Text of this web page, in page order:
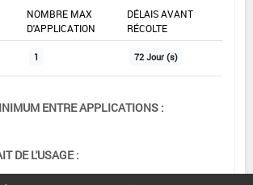
NOMBRE MAX
D'APPLICATION
DÉLAIS AVANT
RÉCOLTE
1 72 Jour (s)
ENTRE APPLICATIONS :
DE L'USAGE :